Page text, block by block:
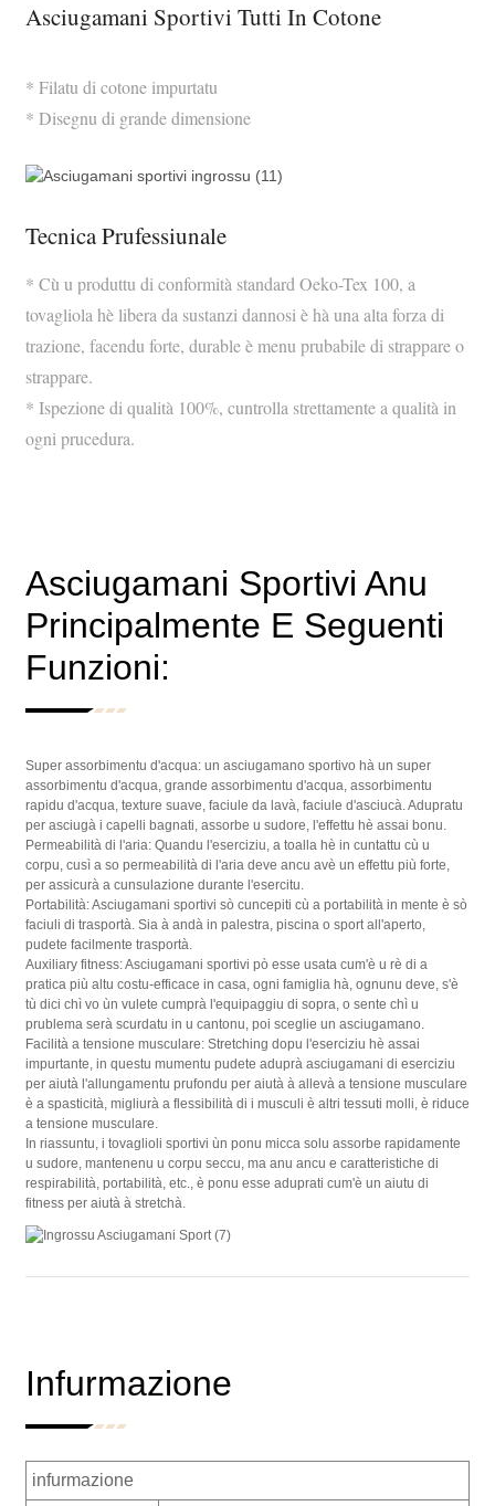
Asciugamani Sportivi Tutti In Cotone
* Filatu di cotone impurtatu
* Disegnu di grande dimensione
Tecnica Prufessiunale
* Cù u produttu di conformità standard Oeko-Tex 100, a
tovagliola hè libera da sustanzi dannosi è hà una alta forza di
trazione, facendu forte, durable è menu prubabile di strappare o
strappare.
* Ispezione di qualità 100%, cuntrolla strettamente a qualità in
ogni prucedura.
Asciugamani Sportivi Anu
Principalmente E Seguenti
Funzioni:
Super assorbimentu d'acqua: un asciugamano sportivo hà un super
assorbimentu d'acqua, grande assorbimentu d'acqua, assorbimentu
rapidu d'acqua, texture suave, faciule da lavà, faciule d'asciucà. Adupratu
per asciugà i capelli bagnati, assorbe u sudore, l'effettu hè assai bonu.
Permeabilità di l'aria: Quandu l'eserciziu, a toalla hè in cuntattu cù u
corpu, cusì a so permeabilità di l'aria deve ancu avè un effettu più forte,
per assicurà a cunsulazione durante l'esercitu.
Portabilità: Asciugamani sportivi sò cuncepiti cù a portabilità in mente è sò
faciuli di trasportà. Sia à andà in palestra, piscina o sport all'aperto,
pudete facilmente trasportà.
Auxiliary fitness: Asciugamani sportivi pò esse usata cum'è u rè di a
pratica più altu costu-efficace in casa, ogni famiglia hà, ognunu deve, s'è
tù dici chì vo ùn vulete cumprà l'equipaggiu di sopra, o sente chì u
prublema serà scurdatu in u cantonu, poi sceglie un asciugamano.
Facilità a tensione musculare: Stretching dopu l'eserciziu hè assai
impurtante, in questu mumentu pudete aduprà asciugamani di eserciziu
per aiutà l'allungamentu prufondu per aiutà à allevà a tensione musculare
è a spasticità, migliurà a flessibilità di i musculi è altri tessuti molli, è riduce
a tensione musculare.
In riassuntu, i tovaglioli sportivi ùn ponu micca solu assorbe rapidamente
u sudore, mantenenu u corpu seccu, ma anu ancu e caratteristiche di
respirabilità, portabilità, etc., è ponu esse aduprati cum'è un aiutu di
fitness per aiutà à stretchà.
Infurmazione
infurmazione